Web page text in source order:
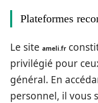
Plateformes
Le site ameli.fr
privilégié pour
général. En
personnel, il vous